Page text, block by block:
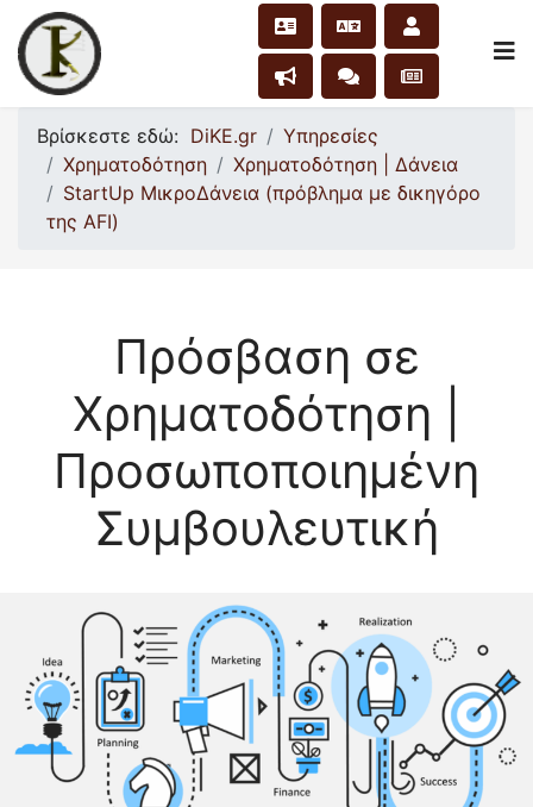
Βρίσκεστε εδώ: DiKE.gr
Υπηρεσίες
Χρηματοδότηση
Χρηματοδότηση | Δάνεια
StartUp ΜικροΔάνεια (πρόβλημα με δικηγόρο
της AFI)
Πρόσβαση σε
Χρηματοδότηση |
Προσωποποιημένη
Συμβουλευτική